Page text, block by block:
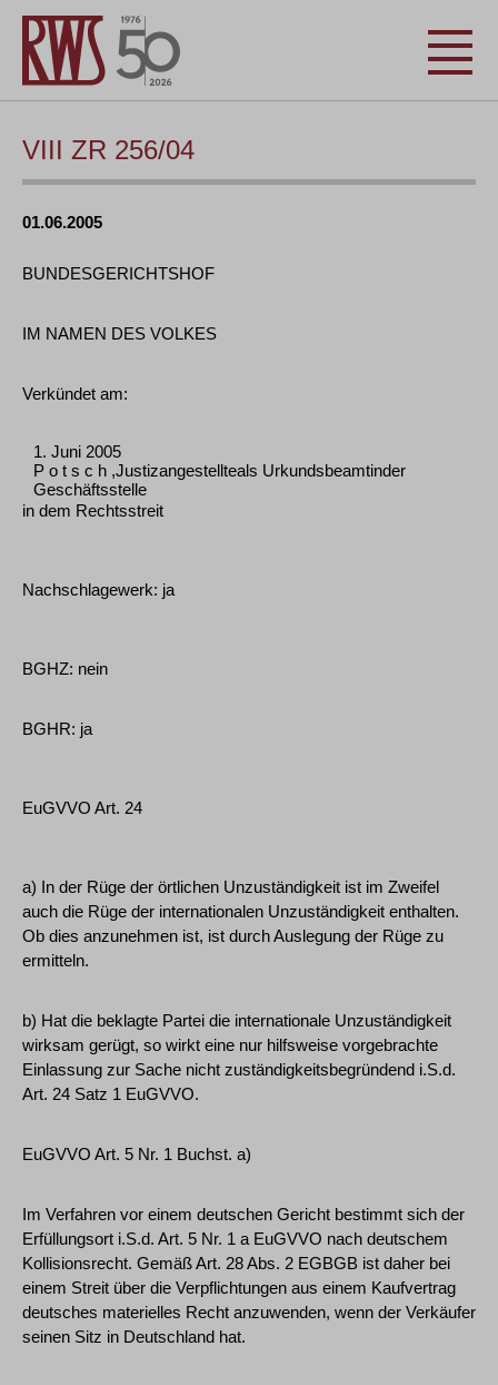
VIII ZR 256/04
01.06.2005
BUNDESGERICHTSHOF
IM NAMEN DES VOLKES
Verkündet am:
1. Juni 2005
P o t s c h ,Justizangestellteals Urkundsbeamtinder
Geschäftsstelle
in dem Rechtsstreit
Nachschlagewerk: ja
BGHZ: nein
BGHR: ja
EuGVVO Art. 24
a) In der Rüge der örtlichen Unzuständigkeit ist im Zweifel
auch die Rüge der internationalen Unzuständigkeit enthalten.
Ob dies anzunehmen ist, ist durch Auslegung der Rüge zu
ermitteln.
b) Hat die beklagte Partei die internationale Unzuständigkeit
wirksam gerügt, so wirkt eine nur hilfsweise vorgebrachte
Einlassung zur Sache nicht zuständigkeitsbegründend i.S.d.
Art. 24 Satz 1 EuGVVO.
EuGVVO Art. 5 Nr. 1 Buchst. a)
Im Verfahren vor einem deutschen Gericht bestimmt sich der
Erfüllungsort i.S.d. Art. 5 Nr. 1 a EuGVVO nach deutschem
Kollisionsrecht. Gemäß Art. 28 Abs. 2 EGBGB ist daher bei
einem Streit über die Verpflichtungen aus einem Kaufvertrag
deutsches materielles Recht anzuwenden, wenn der Verkäufer
seinen Sitz in Deutschland hat.